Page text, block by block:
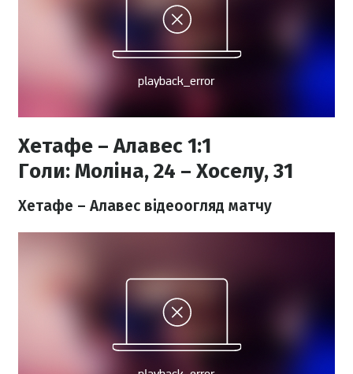
Хетафе – Алавес 1:1
Голи:Моліна, 24 – Хоселу, 31
Хетафе – Алавес відеоогляд матчу